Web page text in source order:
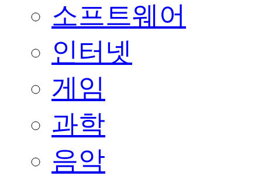
소프트웨어
인터넷
게임
과학
음악